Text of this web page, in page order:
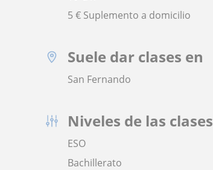
5 € Suplemento a domicilio
Suele dar clases en
San Fernando
Niveles de las clases
ESO
Bachillerato